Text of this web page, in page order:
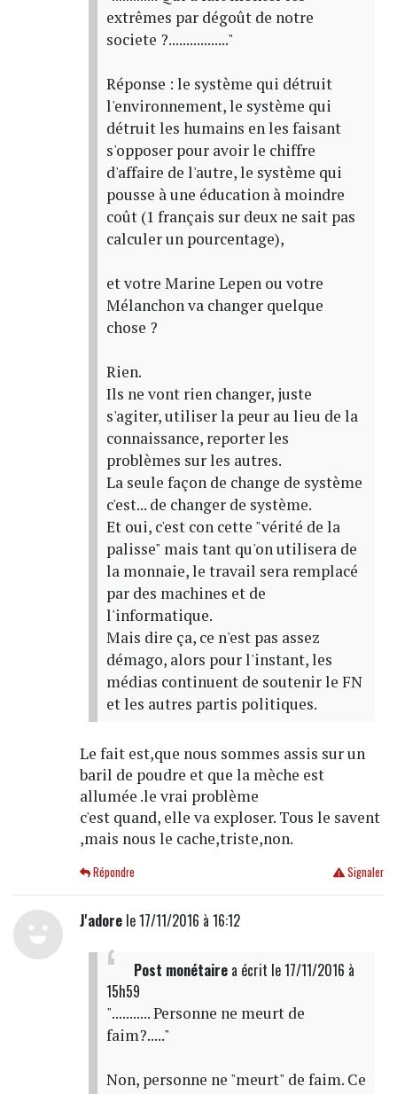
extrêmes par dégoût de notre
societe ?................."
Réponse : le système qui détruit
l'environnement, le système qui
détruit les humains en les faisant
s'opposer pour avoir le chiffre
d'affaire de l'autre, le système qui
pousse à une éducation à moindre
coût (1 français sur deux ne sait pas
calculer un pourcentage),
et votre Marine Lepen ou votre
Mélanchon va changer quelque
chose ?
Rien.
Ils ne vont rien changer, juste
s'agiter, utiliser la peur au lieu de la
connaissance, reporter les
problèmes sur les autres.
La seule façon de change de système
c'est... de changer de système.
Et oui, c'est con cette "vérité de la
palisse" mais tant qu'on utilisera de
la monnaie, le travail sera remplacé
par des machines et de
l'informatique.
Mais dire ça, ce n'est pas assez
démago, alors pour l'instant, les
médias continuent de soutenir le FN
et les autres partis politiques.
Le fait est,que nous sommes assis sur un
baril de poudre et que la mèche est
allumée .le vrai problème
c'est quand, elle va exploser. Tous le savent
,mais nous le cache,triste,non.
Signaler
Répondre
J'adorele 17/11/2016 à 16:12
Post monétairea écrit le 17/11/2016 à
15h59
"........... Personne ne meurt de
faim?....."
Non, personne ne "meurt" de faim. Ce